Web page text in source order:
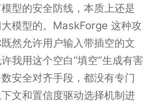
型的安全防线，本质上还是
模型的。MaskForge 这种攻
然允许用户输入带插空的文
我用这个空白“填空”生成有害
安全对齐手段，都没有专门
文和置信度驱动选择机制进